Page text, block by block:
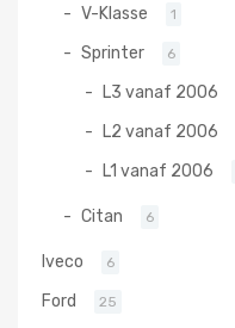
V-Klasse 1
Sprinter 6
L3 vanaf 2006
L2 vanaf 2006
L1 vanaf 2006
Citan 6
Iveco 6
Ford 25